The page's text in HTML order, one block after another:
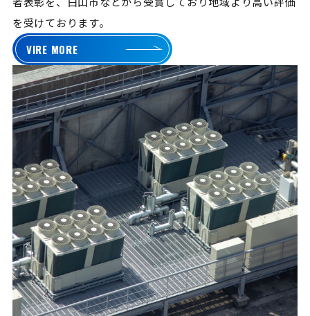
を受けております。
VIRE MORE